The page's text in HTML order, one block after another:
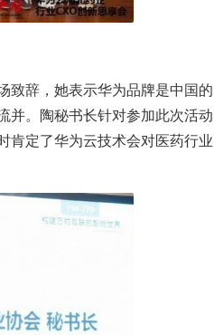
致辞，她表示华为品牌是中国的
并。陶秘书长针对参加此次活动
肯定了华为云技术会对医药行业